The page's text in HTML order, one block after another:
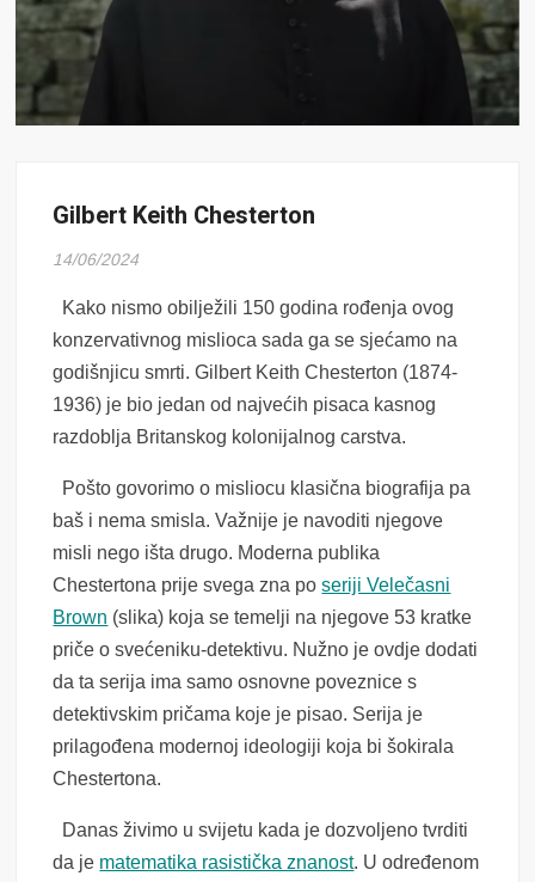
Gilbert Keith Chesterton
14/06/2024
Kako nismo obilježili 150 godina rođenja ovog
konzervativnog mislioca sada ga se sjećamo na
godišnjicu smrti. Gilbert Keith Chesterton (1874-
1936) je bio jedan od najvećih pisaca kasnog
razdoblja Britanskog kolonijalnog carstva.
Pošto govorimo o misliocu klasična biografija pa
baš i nema smisla. Važnije je navoditi njegove
misli nego išta drugo. Moderna publika
Chestertona prije svega zna poseriji Velečasni
Brown (slika) koja se temelji na njegove 53 kratke
priče o svećeniku-detektivu. Nužno je ovdje dodati
da ta serija ima samo osnovne poveznice s
detektivskim pričama koje je pisao. Serija je
prilagođena modernoj ideologiji koja bi šokirala
Chestertona.
Danas živimo u svijetu kada je dozvoljeno tvrditi
da je matematika rasistička znanost. U određenom